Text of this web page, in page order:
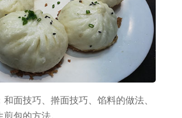
和面技巧、擀面技巧、馅料的做法、